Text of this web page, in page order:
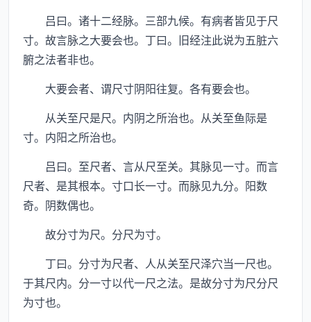
吕曰。诸十二经脉。三部九候。有病者皆见于尺
寸。故言脉之大要会也。丁曰。旧经注此说为五脏六
腑之法者非也。
大要会者、谓尺寸阴阳往复。各有要会也。
从关至尺是尺。内阴之所治也。从关至鱼际是
寸。内阳之所治也。
吕曰。至尺者、言从尺至关。其脉见一寸。而言
尺者、是其根本。寸口长一寸。而脉见九分。阳数
奇。阴数偶也。
故分寸为尺。分尺为寸。
丁曰。分寸为尺者、人从关至尺泽穴当一尺也。
于其尺内。分一寸以代一尺之法。是故分寸为尺分尺
为寸也。